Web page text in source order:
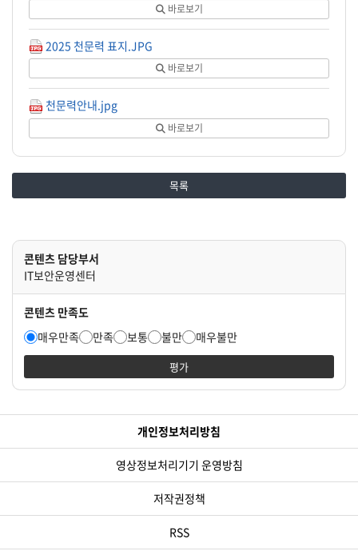
바로보기
2025 천문력 표지.JPG
바로보기
천문력안내.jpg
바로보기
목록
콘텐츠 담당부서
IT보안운영센터
콘텐츠 만족도
매우만족
만족 보통 불만 매우불만
평가
개인정보처리방침
영상정보처리기기 운영방침
저작권정책
RSS